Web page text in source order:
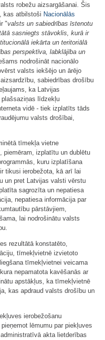
robežu aizsargāšanai. Šis
kas atbilstoši Nacionālās
"valsts un sabiedrības īstenotu
sasniegts stāvoklis, kurā ir
iekārta un teritoriālā
perspektīva, labklājība un
nodrošināt nacionālo
valsts iekšējo un ārējo
sabiedrības drošību
ka Latvijas
līdzekļu
vidē - tiek izplatīts tāds
valsts drošībai,
tīmekļa vietne
izplatītu un dublētu
kuru izplatīšana
tikusi ierobežota, kā arī lai
un pret Latvijas valsti vērstu
sagrozīta un nepatiesa
nepatiesa informācija par
pārstāvjiem,
lai nodrošinātu valsts
rezultātā konstatēto,
tīmekļvietnē izvietoto
tīmekļvietnei veicama
nepamatota kavēšanās ar
apstākļus, ka tīmekļvietnē
kas apdraud valsts drošību un
ierobežošanu
lēmumu par piekļuves
akta lietderības